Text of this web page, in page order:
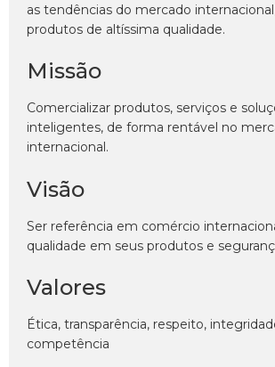
as tendências do mercado
produtos de altíssima qualidade.
Missão
Comercializar produtos, serviços e
inteligentes, de forma rentável no
internacional.
Visão
Ser referência em comércio
qualidade em seus produtos e
Valores
Ética, transparência, respeito,
competência